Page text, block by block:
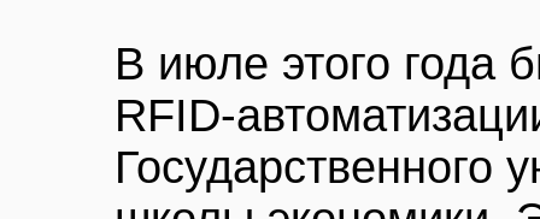
В июле этого года
RFID-
Государственного